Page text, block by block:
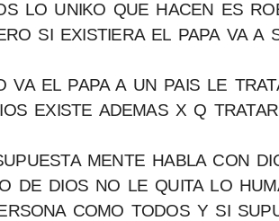
LO UNIKO QUE HACEN ES
SI EXISTIERA EL PAPA VA A
VA EL PAPA A UN PAIS LE
EXISTE ADEMAS X Q
MENTE HABLA CON
DE DIOS NO LE QUITA LO
COMO TODOS Y SI